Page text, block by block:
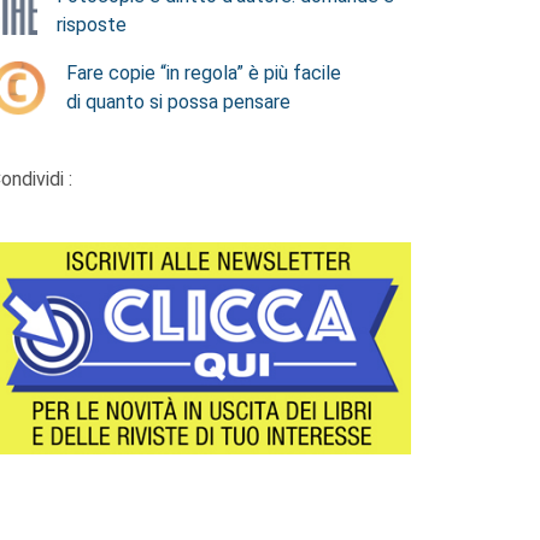
risposte
Fare copie “in regola” è più facile
di quanto si possa pensare
: